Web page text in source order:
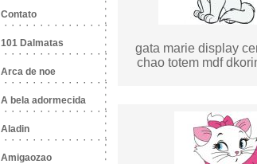
Contato
101 Dalmatas
Arca de noe
A bela adormecida
Aladin
Amigaozao
gata marie display
chao totem mdf